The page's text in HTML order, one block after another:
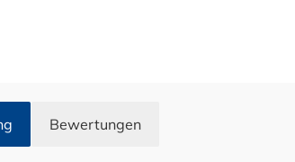
Bewertungen